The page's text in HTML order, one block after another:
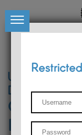
University of
Départment
Center for
Research